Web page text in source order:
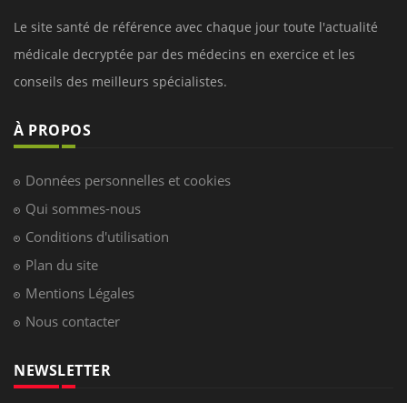
Le site santé de référence avec chaque jour toute l'actualité
médicale decryptée par des médecins en exercice et les
conseils des meilleurs spécialistes.
À PROPOS
Données personnelles et cookies
Qui sommes-nous
Conditions d'utilisation
Plan du site
Mentions Légales
Nous contacter
NEWSLETTER